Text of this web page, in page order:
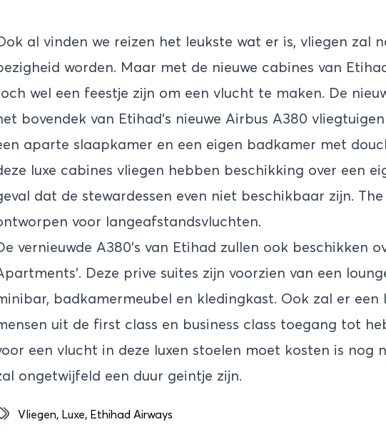
al vinden we reizen het leukste wat er is, vliegen zal
worden. Maar met de nieuwe cabines van
wel een feestje zijn om een vlucht te maken. De
bovendek van Etihad's nieuwe Airbus A380
aparte slaapkamer en een eigen badkamer met
luxe cabines vliegen hebben beschikking over een
dat de stewardessen even niet beschikbaar zijn. The
voor langeafstandsvluchten.
vernieuwde A380's van Etihad zullen ook beschikken
Deze prive suites zijn voorzien van een
badkamermeubel en kledingkast. Ook zal er
uit de first class en business class toegang tot
een vlucht in deze luxen stoelen moet kosten is nog
ongetwijfeld een duur geintje zijn.
Vliegen, Luxe, Ethihad Airways